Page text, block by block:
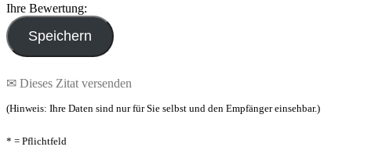
Ihre Bewertung:
✉ Dieses Zitat versenden
(Hinweis: Ihre Daten sind nur für Sie selbst und den Empfänger einsehbar.)
* = Pflichtfeld